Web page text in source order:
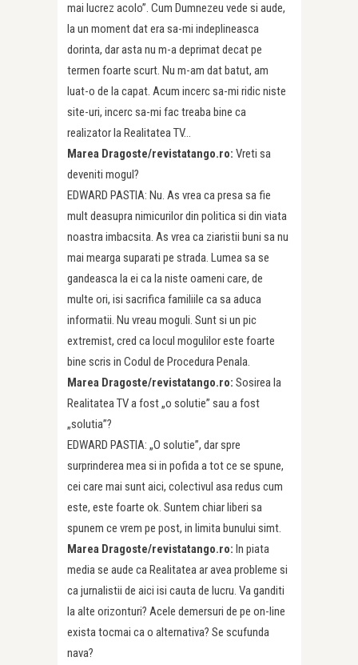
mai lucrez acolo”. Cum Dumnezeu vede si aude,
la un moment dat era sa-mi indeplineasca
dorinta, dar asta nu m-a deprimat decat pe
termen foarte scurt. Nu m-am dat batut, am
luat-o de la capat. Acum incerc sa-mi ridic niste
site-uri, incerc sa-mi fac treaba bine ca
realizator la Realitatea TV…
Marea Dragoste/revistatango.ro: Vreti sa
deveniti mogul?
EDWARD PASTIA: Nu. As vrea ca presa sa fie
mult deasupra nimicurilor din politica si din viata
noastra imbacsita. As vrea ca ziaristii buni sa nu
mai mearga suparati pe strada. Lumea sa se
gandeasca la ei ca la niste oameni care, de
multe ori, isi sacrifica familiile ca sa aduca
informatii. Nu vreau moguli. Sunt si un pic
extremist, cred ca locul mogulilor este foarte
bine scris in Codul de Procedura Penala.
Marea Dragoste/revistatango.ro: Sosirea la
Realitatea TV a fost „o solutie” sau a fost
„solutia”?
EDWARD PASTIA: „O solutie”, dar spre
surprinderea mea si in pofida a tot ce se spune,
cei care mai sunt aici, colectivul asa redus cum
este, este foarte ok. Suntem chiar liberi sa
spunem ce vrem pe post, in limita bunului simt.
Marea Dragoste/revistatango.ro: In piata
media se aude ca Realitatea ar avea probleme si
ca jurnalistii de aici isi cauta de lucru. Va ganditi
la alte orizonturi? Acele demersuri de pe on-line
exista tocmai ca o alternativa? Se scufunda
nava?